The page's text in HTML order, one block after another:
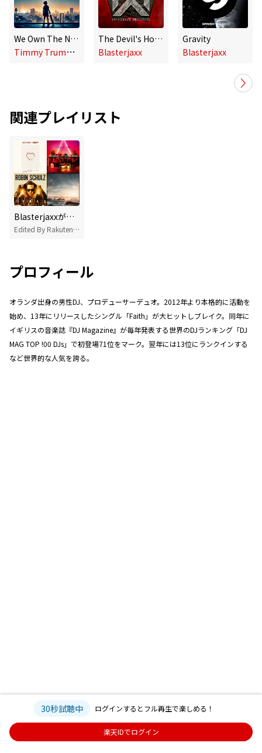
We Own The Night (feat. Chandan Shetty)
T
immy Trumpet, Blasterjaxx
The Devil's Holding On (feat. Diandra Faye)
Blasterjaxx
Gravity
Blasterjaxx
関連プレイリスト
Blasterjaxxが好きなら聴いてほしいアーティスト10選
Edited By Rakuten Music
プロフィール
オランダ出身の男性DJ、プロデューサーデュオ。2012年より本格的に活動を
始め、13年にリリースしたシングル「Faith」が大ヒットしブレイク。同年に
イギリスの音楽誌『DJ Magazine』が毎年発表する世界のDJランキング「DJ
MAG TOP !00 DJs」で初登場71位をマーク。翌年には13位にランクインする
など世界的な人気を誇る。
30秒試聴中 ログインするとフル再生で楽しめる！
楽天IDでログイン